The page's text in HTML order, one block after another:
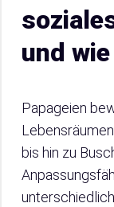
und
Papageien
bis hin zu